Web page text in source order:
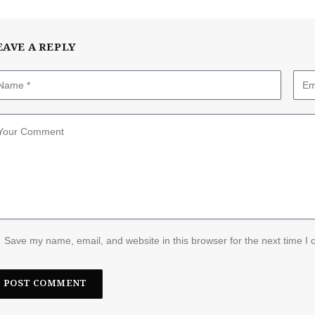
A REPLY
Save my name, email, and website in this browser for the next time I